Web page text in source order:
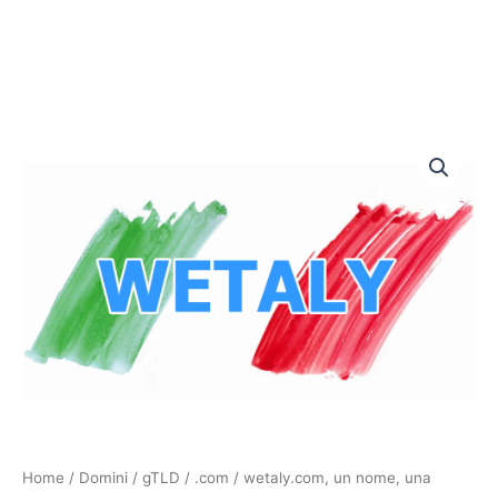
Home / Domini / gTLD / .com / wetaly.com, un nome, una
quantità